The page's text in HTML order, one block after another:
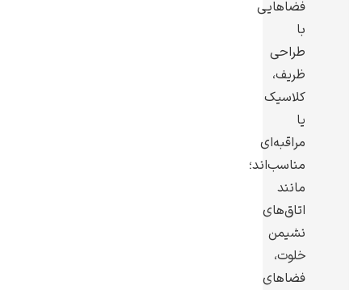
فضاهایی
با
طراحی
ظریف،
کلاسیک
یا
مراقبه‌ای
مناسب‌اند؛
مانند
اتاق‌های
نشیمن
خلوت،
فضاهای